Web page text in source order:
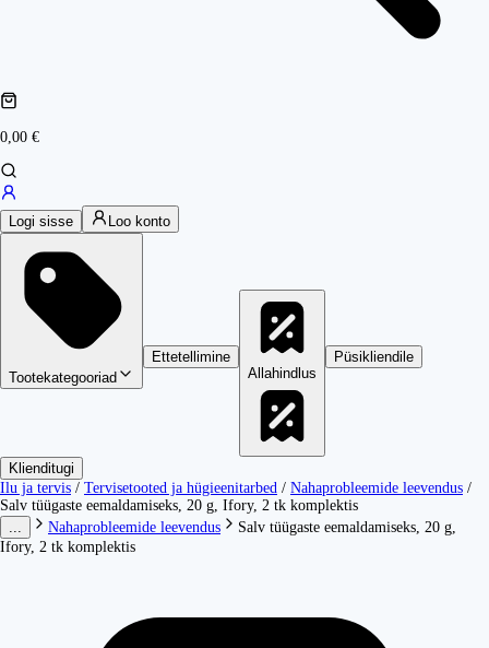
0,00 €
Logi sisse Loo konto
Tootekategooriad
Ettetellimine
Allahindlus
Püsikliendile
Klienditugi
Ilu ja tervis / Tervisetooted ja hügieenitarbed / Nahaprobleemide leevendus /
Salv tüügaste eemaldamiseks, 20 g, Ifory, 2 tk komplektis
Nahaprobleemide leevendus
Salv tüügaste eemaldamiseks, 20 g,
Ifory, 2 tk komplektis